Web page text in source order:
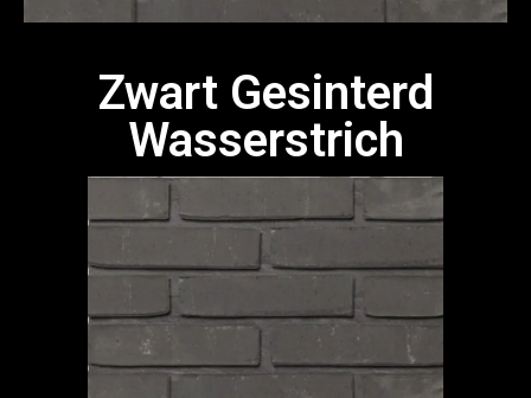
Zwart Gesinterd
Wasserstrich